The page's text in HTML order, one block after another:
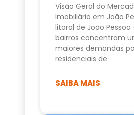
Visão Geral do
Imobiliário em João
litoral de João Pessoa
bairros concentram
maiores demandas
residenciais de
SAIBA MAIS